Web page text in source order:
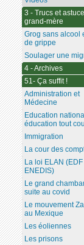
3 - Trucs et
grand-mère
Grog sans alcool
de grippe
Soulager une
4 - Archives
51- Ça suffit !
Administration et
Médecine
Education
éducation tout
Immigration
La cour des
La loi ELAN (EDF
ENEDIS)
Le grand
suite au covid
Le mouvement
au Mexique
Les éoliennes
Les prisons